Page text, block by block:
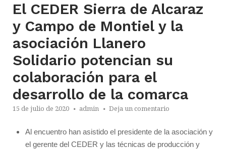
El CEDER Sierra de Alcaraz
y Campo de Montiel y la
asociación Llanero
Solidario potencian su
colaboración para el
desarrollo de la comarca
15 de julio de 2020 admin Deja un comentario
Al encuentro han asistido el presidente de la asociación y
el gerente del CEDER y las técnicas de producción y